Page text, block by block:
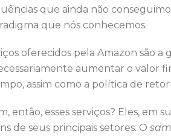
que ainda não
que nós conhecemos.
oferecidos pela Amazon são
aumentar o valor
assim como a política de
então, esses serviços? Eles, em
de seus principais setores. O